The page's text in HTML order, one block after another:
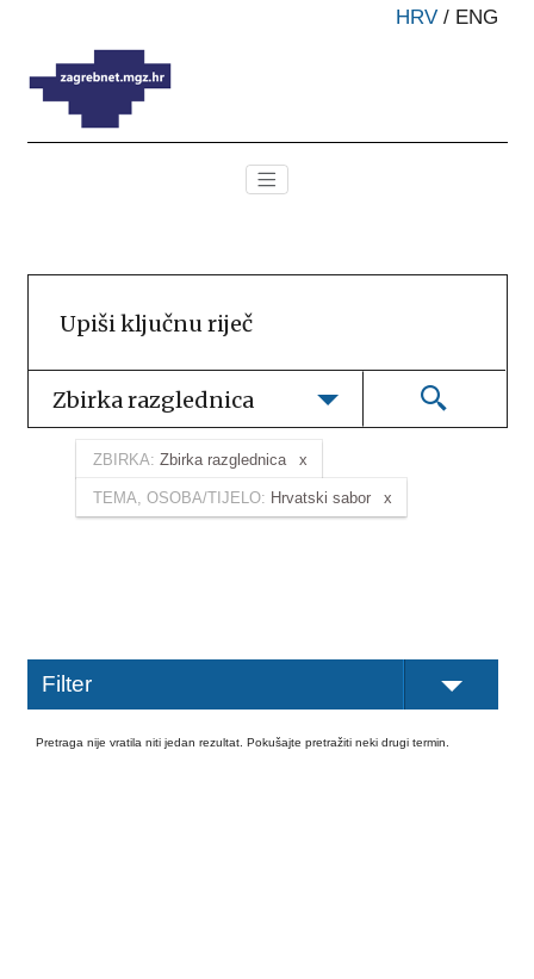
HRV / ENG
Zbirka razglednica
ZBIRKA: Zbirka razglednica
TEMA, OSOBA/TIJELO: Hrvatski sabor
Filter
Pretraga nije vratila niti jedan rezultat. Pokušajte pretražiti neki drugi termin.